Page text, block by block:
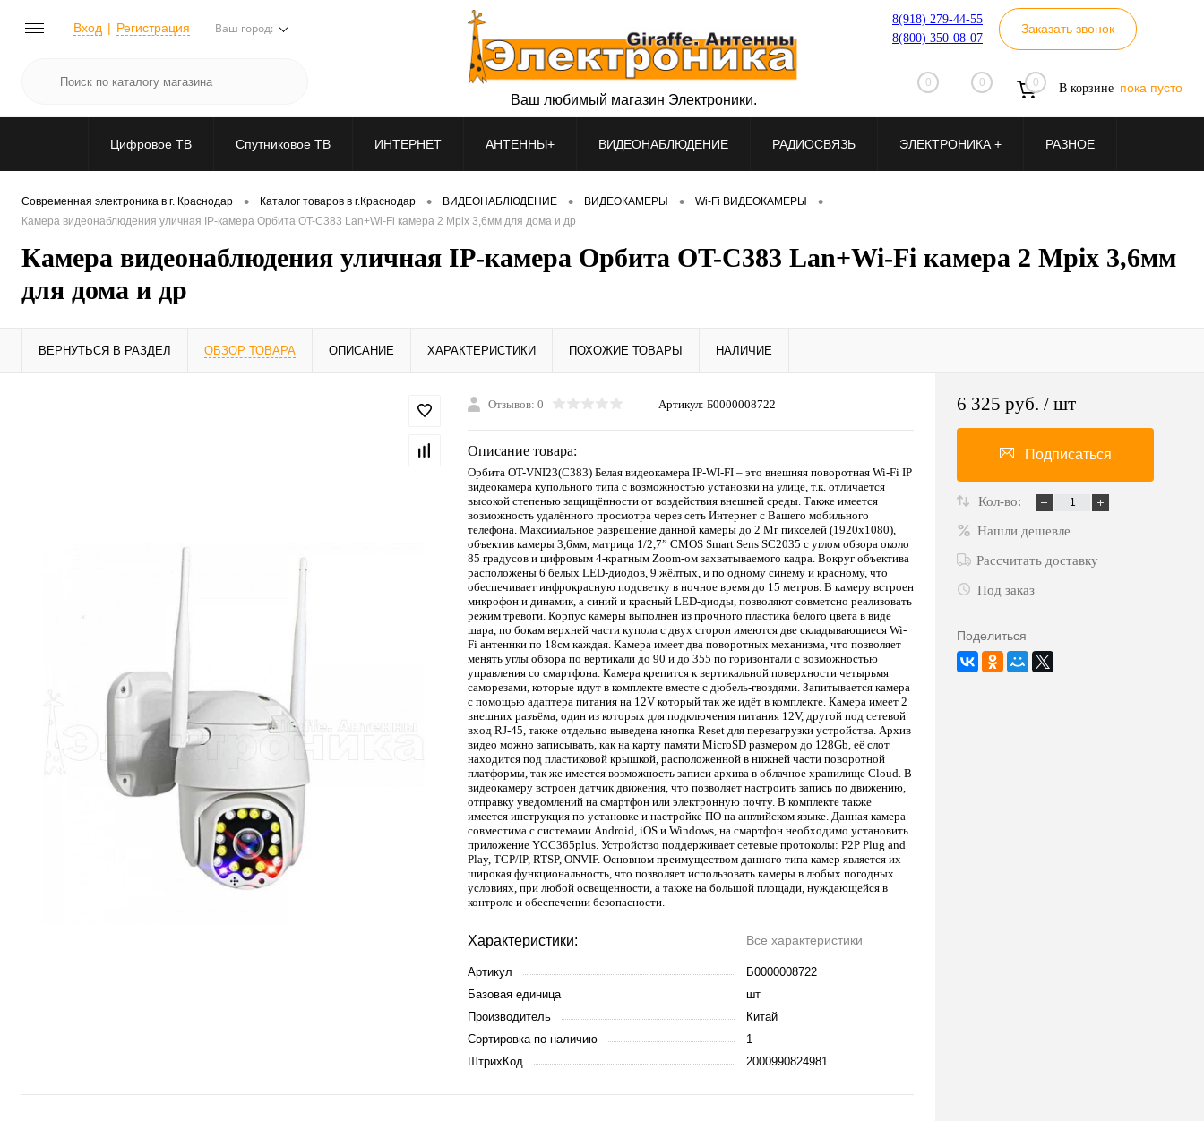
Вход Регистрация Ваш город:
8(918) 279-44-55
8(800) 350-08-07
Заказать звонок
0 0 0 В корзине пока пусто
Ваш любимый магазин Электроники.
Цифровое ТВ Спутниковое ТВ ИНТЕРНЕТ АНТЕННЫ+ ВИДЕОНАБЛЮДЕНИЕ РАДИОСВЯЗЬ ЭЛЕКТРОНИКА + РАЗНОЕ
Современная электроника в г. Краснодар • Каталог товаров в г.Краснодар • ВИДЕОНАБЛЮДЕНИЕ • ВИДЕОКАМЕРЫ • Wi-Fi ВИДЕОКАМЕРЫ •
Камера видеонаблюдения уличная IP-камера Орбита OT-C383 Lan+Wi-Fi камера 2 Mpix 3,6мм для дома и др
Камера видеонаблюдения уличная IP-камера Орбита OT-C383 Lan+Wi-Fi камера 2 Mpix 3,6мм
для дома и др
ВЕРНУТЬСЯ В РАЗДЕЛ ОБЗОР ТОВАРА ОПИСАНИЕ ХАРАКТЕРИСТИКИ ПОХОЖИЕ ТОВАРЫ НАЛИЧИЕ
Отзывов: 0 Артикул: Б0000008722
Описание товара:
Орбита OT-VNI23(С383) Белая видеокамера IP-WI-FI – это внешняя поворотная Wi-Fi IP
видеокамера купольного типа с возможностью установки на улице, т.к. отличается
высокой степенью защищённости от воздействия внешней среды. Также имеется
возможность удалённого просмотра через сеть Интернет с Вашего мобильного
телефона. Максимальное разрешение данной камеры до 2 Мг пикселей (1920х1080),
объектив камеры 3,6мм, матрица 1/2,7” CMOS Smart Sens SC2035 с углом обзора около
85 градусов и цифровым 4-кратным Zoom-ом захватываемого кадра. Вокруг объектива
расположены 6 белых LED-диодов, 9 жёлтых, и по одному синему и красному, что
обеспечивает инфрокрасную подсветку в ночное время до 15 метров. В камеру встроен
микрофон и динамик, а синий и красный LED-диоды, позволяют совметсно реализовать
режим тревоги. Корпус камеры выполнен из прочного пластика белого цвета в виде
шара, по бокам верхней части купола c двух сторон имеются две складывающиеся Wi-
Fi антеннки по 18см каждая. Камера имеет два поворотных механизма, что позволяет
менять углы обзора по вертикали до 90 и до 355 по горизонтали с возможностью
управления со смартфона. Камера крепится к вертикальной поверхности четырьмя
саморезами, которые идут в комплекте вместе с дюбель-гвоздями. Запитывается камера
с помощью адаптера питания на 12V который так же идёт в комплекте. Камера имеет 2
внешних разъёма, один из которых для подключения питания 12V, другой под сетевой
вход RJ-45, также отдельно выведена кнопка Reset для перезагрузки устройства. Архив
видео можно записывать, как на карту памяти MicroSD размером до 128Gb, её слот
находится под пластиковой крышкой, расположенной в нижней части поворотной
платформы, так же имеется возможность записи архива в облачное хранилище Cloud. В
видеокамеру встроен датчик движения, что позволяет настроить запись по движению,
отправку уведомлений на смартфон или электронную почту. В комплекте также
имеется инструкция по установке и настройке ПО на английском языке. Данная камера
совместима с системами Android, iOS и Windows, на смартфон необходимо установить
приложение YCC365plus. Устройство поддерживает сетевые протоколы: P2P Plug and
Play, TCP/IP, RTSP, ONVIF. Основном преимуществом данного типа камер является их
широкая функциональность, что позволяет использовать камеры в любых погодных
условиях, при любой освещенности, а также на большой площади, нуждающейся в
контроле и обеспечении безопасности.
Характеристики: Все характеристики
Артикул
Б0000008722
Базовая единица
шт
Производитель
Китай
Сортировка по наличию
1
ШтрихКод
2000990824981
6 325 руб. / шт
Подписаться
Кол-во:
Нашли дешевле
Рассчитать доставку
Под заказ
Поделиться